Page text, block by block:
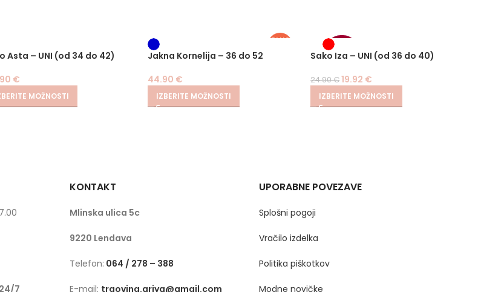
Asta – UNI (od 34 do 42)
€
MOŽNOSTI
PLUS
Jakna Kornelija – 36 do 52
44.90 €
IZBERITE MOŽNOSTI
-20%
Sako Iza – UNI (od 36 do 40)
24.90€19.92 €
IZBERITE MOŽNOSTI
7
KONTAKT
Mlinska ulica 5c
9220 Lendava
Telefon: 064 / 278 – 388
E-mail: trgovina.ariya@gmail.com
UPORABNE POVEZAVE
Splošni pogoji
Vračilo izdelka
Politika piškotkov
Modne novičke